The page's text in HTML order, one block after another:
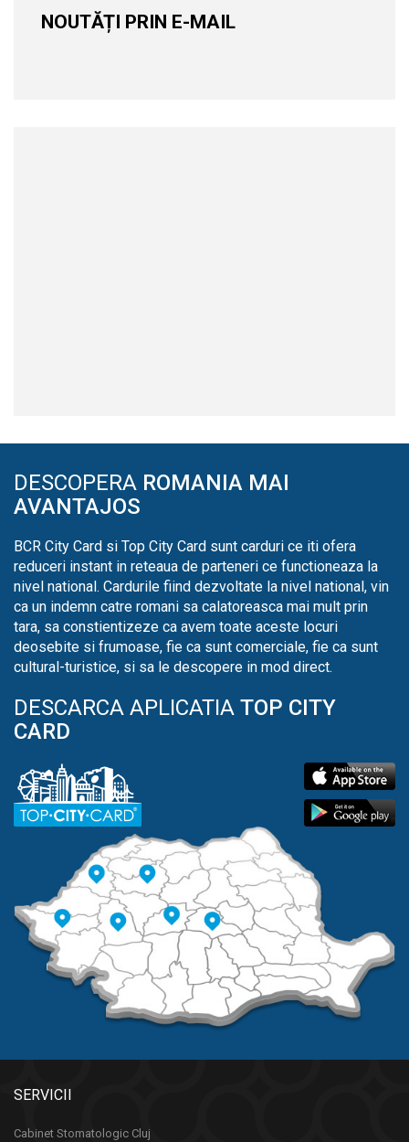
NOUTĂȚI PRIN E-MAIL
DESCOPERA ROMANIA MAI
AVANTAJOS
BCR City Card si Top City Card sunt carduri ce iti ofera
reduceri instant in reteaua de parteneri ce functioneaza la
nivel national. Cardurile fiind dezvoltate la nivel national, vin
ca un indemn catre romani sa calatoreasca mai mult prin
tara, sa constientizeze ca avem toate aceste locuri
deosebite si frumoase, fie ca sunt comerciale, fie ca sunt
cultural-turistice, si sa le descopere in mod direct.
DESCARCA APLICATIA TOP CITY
CARD
SERVICII
Cabinet Stomatologic Cluj